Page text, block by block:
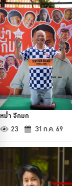
หม่ำ จ๊กมก
23 31 ก.ค. 69